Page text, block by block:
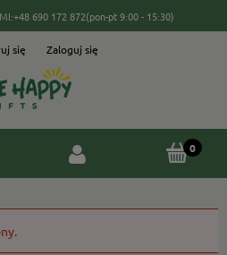
+48 690 172 872(pon-pt 9:00 - 15:30)
się Zaloguj się